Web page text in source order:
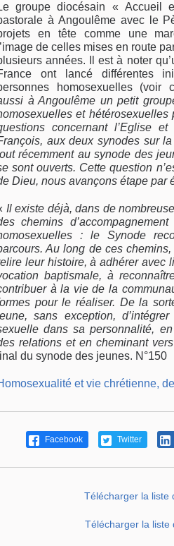
groupe diocésain « Accueil
à Angoulême avec le
en tête comme une
de celles mises en route
années. Il est à noter
ont lancé différentes
homosexuelles (voir
à Angoulême un petit
et
concernant l’Eglise
aux deux synodes sur
récemment au synode des
sont ouverts. Cette question
Dieu, nous avançons étape par
Il existe déjà, dans de
chemins
: le Synode
Au long de ces
leur histoire, à adhérer avec
baptismale, à
à la vie de la
pour le réaliser. De la
sans exception,
dans sa personnalité,
relations et en cheminant
du synode des jeunes. N°150
et vie chrétienne,
Facebook Twitter
Télécharger la liste
Télécharger la liste